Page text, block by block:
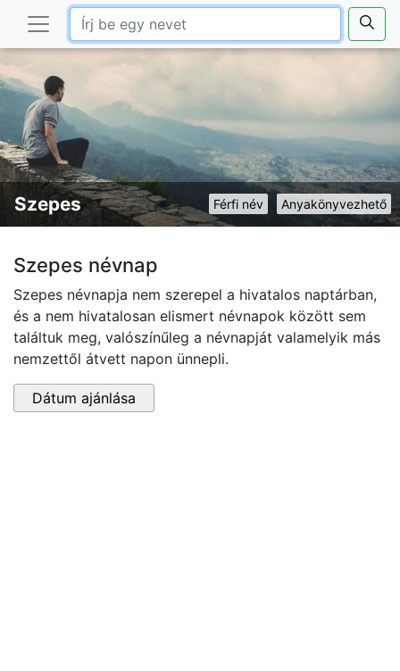
Anyakönyvezhető
Férfi név
Szepes
Szepes névnap
Szepes névnapja nem szerepel a hivatalos naptárban,
és a nem hivatalosan elismert névnapok között sem
találtuk meg, valószínűleg a névnapját valamelyik más
nemzettől átvett napon ünnepli.
Dátum ajánlása